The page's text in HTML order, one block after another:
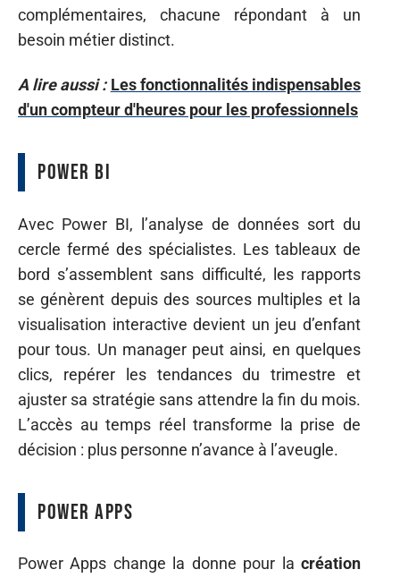
complémentaires, chacune répondant à un
besoin métier distinct.
A lire aussi : Les fonctionnalités indispensables
d'un compteur d'heures pour les professionnels
Power BI
Avec Power BI, l’analyse de données sort du
cercle fermé des spécialistes. Les tableaux de
bord s’assemblent sans difficulté, les rapports
se génèrent depuis des sources multiples et la
visualisation interactive devient un jeu d’enfant
pour tous. Un manager peut ainsi, en quelques
clics, repérer les tendances du trimestre et
ajuster sa stratégie sans attendre la fin du mois.
L’accès au temps réel transforme la prise de
décision : plus personne n’avance à l’aveugle.
Power Apps
Power Apps change la donne pour la création